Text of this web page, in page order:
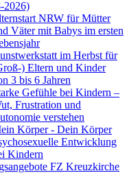
2026)
NRW für Mütter
Väter mit Babys im ersten
im Herbst für
) Eltern und Kinder
3 bis 6 Jahren
Gefühle bei Kindern –
Frustration und
verstehen
Körper - Dein Körper
Entwicklung
Kindern
FZ Kreuzkirche